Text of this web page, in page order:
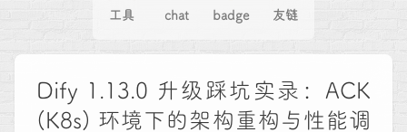
工具 chat badge 友链
Dify 1.13.0 升级踩坑实录：ACK
(K8s) 环境下的架构重构与性能调